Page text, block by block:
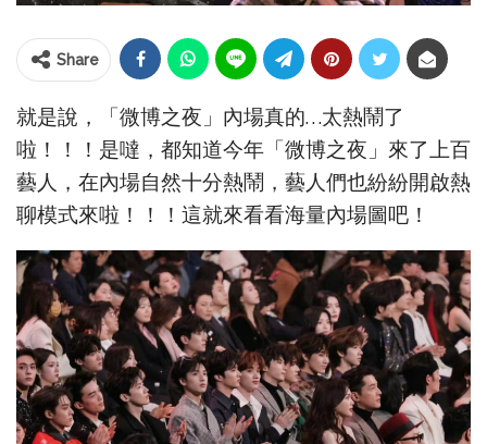
Share
就是說，「微博之夜」內場真的…太熱鬧了
啦！！！是噠，都知道今年「微博之夜」來了上百
藝人，在內場自然十分熱鬧，藝人們也紛紛開啟熱
聊模式來啦！！！這就來看看海量內場圖吧！